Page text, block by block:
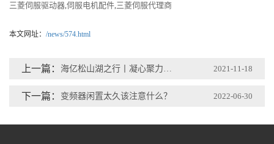
三菱伺服驱动器,伺服电机配件,三菱伺服代理商
本文网址： /news/574.html
上一篇： 海亿松山湖之行丨凝心聚力，不负时光 2021-11-18
下一篇： 变频器闲置太久该注意什么？ 2022-06-30